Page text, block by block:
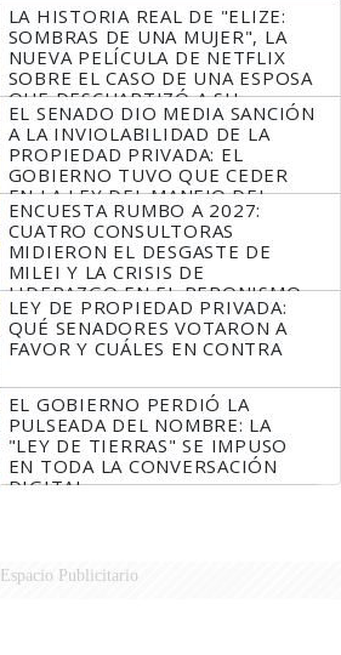
LA HISTORIA REAL DE "ELIZE:
SOMBRAS DE UNA MUJER", LA
NUEVA PELÍCULA DE NETFLIX
SOBRE EL CASO DE UNA ESPOSA
QUE DESCUARTIZÓ A SU
MARIDO
EL SENADO DIO MEDIA SANCIÓN
A LA INVIOLABILIDAD DE LA
PROPIEDAD PRIVADA: EL
GOBIERNO TUVO QUE CEDER
EN LA LEY DEL MANEJO DEL
FUEGO
ENCUESTA RUMBO A 2027:
CUATRO CONSULTORAS
MIDIERON EL DESGASTE DE
MILEI Y LA CRISIS DE
LIDERAZGO EN EL PERONISMO
LEY DE PROPIEDAD PRIVADA:
QUÉ SENADORES VOTARON A
FAVOR Y CUÁLES EN CONTRA
EL GOBIERNO PERDIÓ LA
PULSEADA DEL NOMBRE: LA
"LEY DE TIERRAS" SE IMPUSO
EN TODA LA CONVERSACIÓN
DIGITAL
Espacio Publicitario